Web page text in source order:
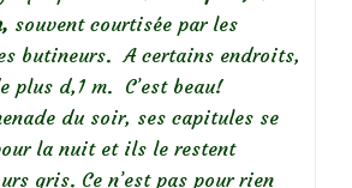
souvent courtisée par les
butineurs. A certains endroits,
plus d,1 m. C’est beau!
du soir, ses capitules se
la nuit et ils le restent
gris. Ce n’est pas pour rien